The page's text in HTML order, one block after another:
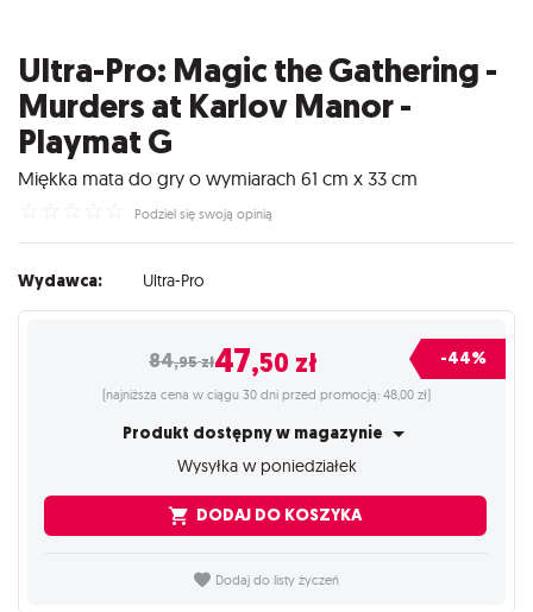
Ultra-Pro: Magic the Gathering -
Murders at Karlov Manor -
Playmat G
Miękka mata do gry o wymiarach 61 cm x 33 cm
Podziel się swoją opinią
Wydawca: Ultra-Pro
84,95zł47,50 zł -44%
(najniższa cena w ciągu 30 dni przed promocją: 48,00 zł)
Produkt dostępny w magazynie
Wysyłka w poniedziałek
DODAJ DO KOSZYKA
Dodaj do listy życzeń